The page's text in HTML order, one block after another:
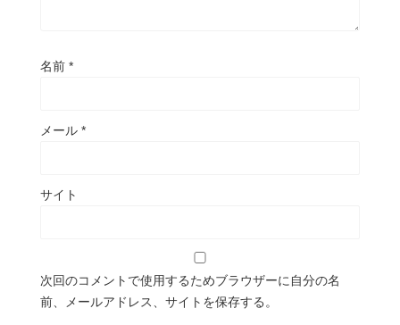
名前 *
メール *
サイト
次回のコメントで使用するためブラウザーに自分の名
前、メールアドレス、サイトを保存する。